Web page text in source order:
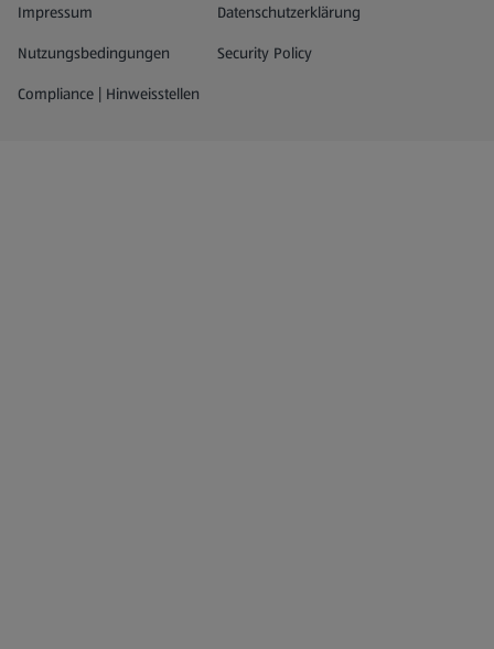
Impressum
Datenschutzerklärung
Nutzungsbedingungen
Security Policy
Compliance | Hinweisstellen